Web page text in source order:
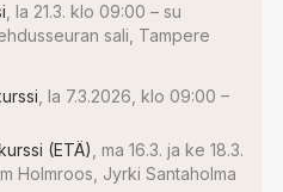
, la 21.3. klo 09:00 – su
sali, Tampere
, la 7.3.2026, klo 09:00 –
(ETÄ) , ma 16.3. ja ke 18.3.
Holmroos, Jyrki Santaholma